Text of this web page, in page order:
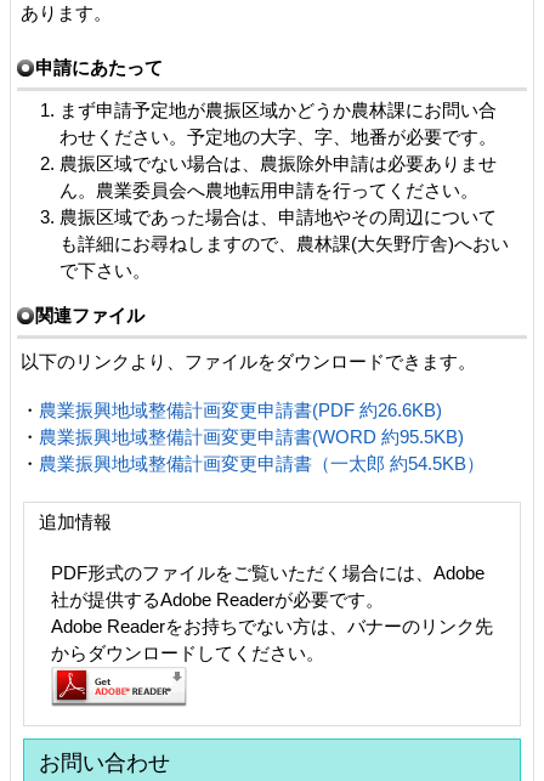
あります。
申請にあたって
まず申請予定地が農振区域かどうか農林課にお問い合
わせください。予定地の大字、字、地番が必要です。
農振区域でない場合は、農振除外申請は必要ありませ
ん。農業委員会へ農地転用申請を行ってください。
農振区域であった場合は、申請地やその周辺について
も詳細にお尋ねしますので、農林課(大矢野庁舎)へおい
で下さい。
関連ファイル
以下のリンクより、ファイルをダウンロードできます。
・ 農業振興地域整備計画変更申請書(PDF 約26.6KB)
・ 農業振興地域整備計画変更申請書(WORD 約95.5KB)
・ 農業振興地域整備計画変更申請書（一太郎 約54.5KB）
追加情報
PDF形式のファイルをご覧いただく場合には、Adobe
社が提供するAdobe Readerが必要です。
Adobe Readerをお持ちでない方は、バナーのリンク先
からダウンロードしてください。
お問い合わせ